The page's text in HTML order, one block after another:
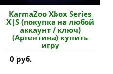
KarmaZoo Xbox Series
X|S (покупка на любой
аккаунт / ключ)
(Аргентина) купить
игру
0 руб.